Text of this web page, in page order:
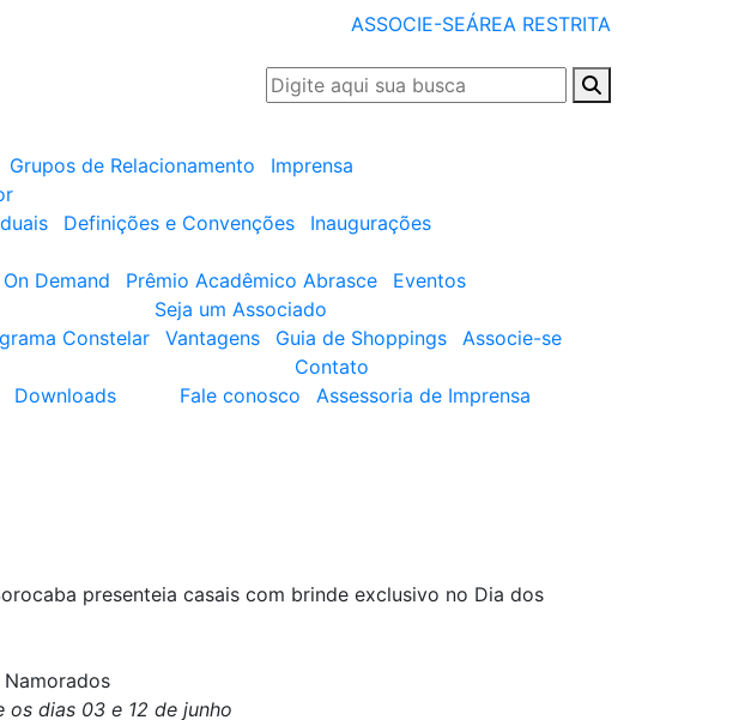
ASSOCIE-SEÁREA RESTRITA
Grupos de Relacionamento
Imprensa
Definições e Convenções
Inaugurações
On Demand Prêmio Acadêmico Abrasce
Eventos
Seja um Associado
Constelar
Vantagens Guia de Shoppings
Associe-se
Downloads
Contato
Fale conosco
Assessoria de Imprensa
presenteia casais com brinde exclusivo no Dia dos
dias 03 e 12 de junho